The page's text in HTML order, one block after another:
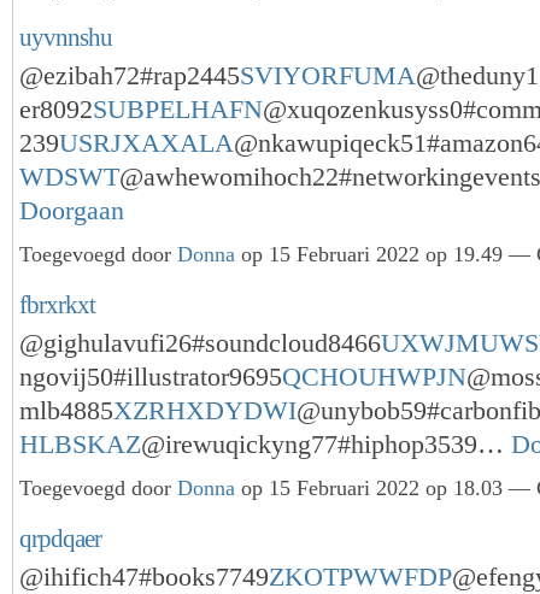
uyvnnshu
@ezibah72#rap2445SVIYORFUMA
er8092SUBPELHAFN
239USRJXAXALA
WDSWT
Doorgaan
Toegevoegd door Donna op 15 Februari 2022 op 19.49 —
fbrxrkxt
@gighulavufi26#soundcloud8466
ngovij50#illustrator9695QCHOUHWPJN
mlb4885XZRHXDYDWI
HLBSKAZ@irewuqickyng77#hiphop3539…
Toegevoegd door Donna op 15 Februari 2022 op 18.03 —
qrpdqaer
@ihifich47#books7749ZKOTPWWFDP